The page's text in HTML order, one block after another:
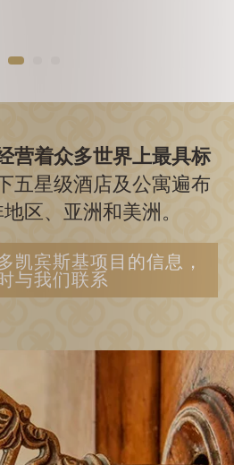
营着众多世界上最具标
五星级酒店及公寓遍布
区、亚洲和美洲。
凯宾斯基项目的信息，
与我们联系